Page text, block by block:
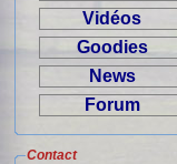
Vidéos
Goodies
News
Forum
Contact